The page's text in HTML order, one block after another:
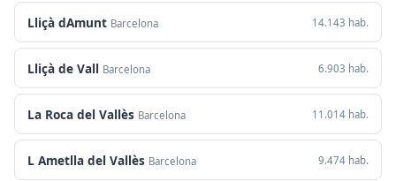
Lliçà dAmunt Barcelona 14.143 hab.
Lliçà de Vall Barcelona 6.903 hab.
La Roca del Vallès Barcelona 11.014 hab.
L Ametlla del Vallès Barcelona 9.474 hab.